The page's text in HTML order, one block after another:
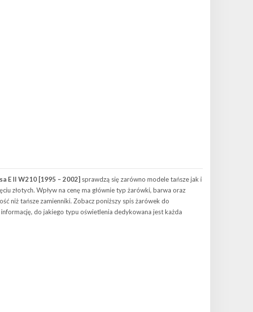
E II W210 [1995 – 2002] sprawdzą się zarówno modele tańsze jak i
złotych. Wpływ na cenę ma głównie typ żarówki, barwa oraz
niż tańsze zamienniki. Zobacz poniższy spis żarówek do
do jakiego typu oświetlenia dedykowana jest każda